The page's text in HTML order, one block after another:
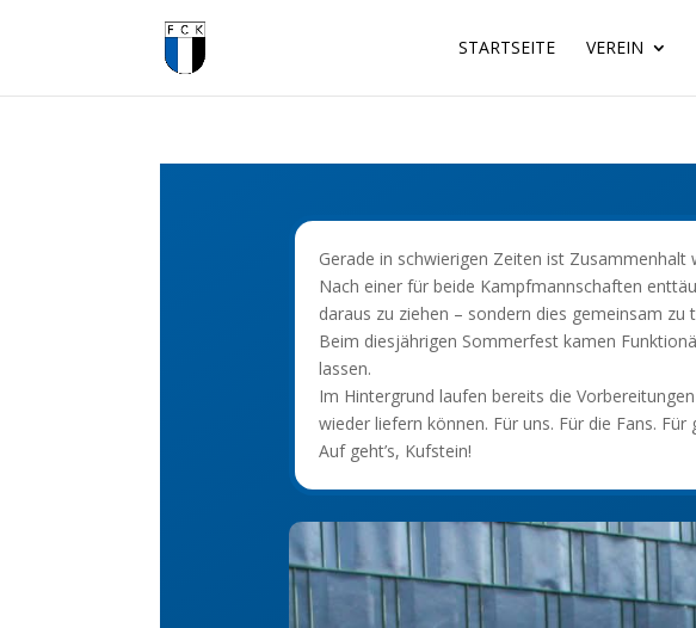
STARTSEITE VEREIN
Gerade in schwierigen Zeiten ist Zusammenhalt
Nach einer für beide Kampfmannschaften
daraus zu ziehen – sondern dies gemeinsam zu
Beim diesjährigen Sommerfest kamen
lassen.
Im Hintergrund laufen bereits die
wieder liefern können. Für uns. Für die Fans. Für
Auf geht’s, Kufstein!